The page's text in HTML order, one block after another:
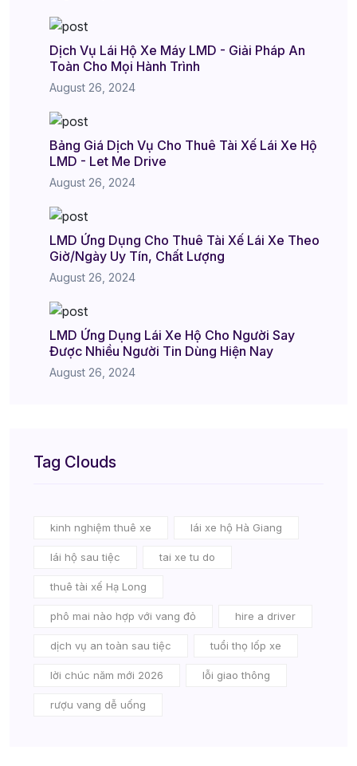
Dịch Vụ Lái Hộ Xe Máy LMD - Giải Pháp An
Toàn Cho Mọi Hành Trình
August 26, 2024
Bảng Giá Dịch Vụ Cho Thuê Tài Xế Lái Xe Hộ
LMD - Let Me Drive
August 26, 2024
LMD Ứng Dụng Cho Thuê Tài Xế Lái Xe Theo
Giờ/Ngày Uy Tín, Chất Lượng
August 26, 2024
LMD Ứng Dụng Lái Xe Hộ Cho Người Say
Được Nhiều Người Tin Dùng Hiện Nay
August 26, 2024
Tag Clouds
kinh nghiệm thuê xe lái xe hộ Hà Giang
lái hộ sau tiệc tai xe tu do
thuê tài xế Hạ Long
phô mai nào hợp với vang đỏ hire a driver
dịch vụ an toàn sau tiệc tuổi thọ lốp xe
lời chúc năm mới 2026 lỗi giao thông
rượu vang dễ uống